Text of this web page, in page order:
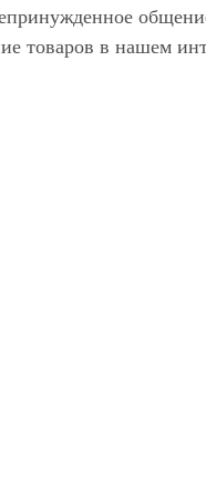
товаров в нашем